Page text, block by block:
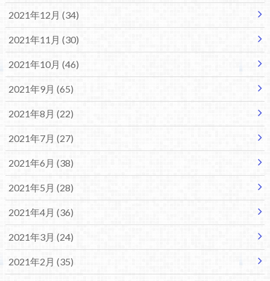
2021年12月 (34)
2021年11月 (30)
2021年10月 (46)
2021年9月 (65)
2021年8月 (22)
2021年7月 (27)
2021年6月 (38)
2021年5月 (28)
2021年4月 (36)
2021年3月 (24)
2021年2月 (35)